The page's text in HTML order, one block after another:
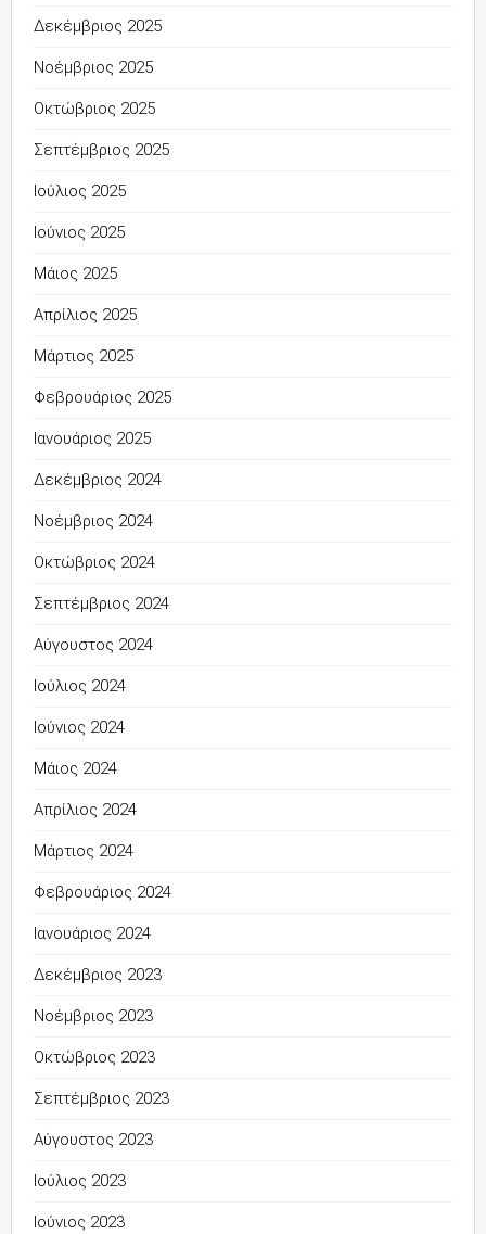
Δεκέμβριος 2025
Νοέμβριος 2025
Οκτώβριος 2025
Σεπτέμβριος 2025
Ιούλιος 2025
Ιούνιος 2025
Μάιος 2025
Απρίλιος 2025
Μάρτιος 2025
Φεβρουάριος 2025
Ιανουάριος 2025
Δεκέμβριος 2024
Νοέμβριος 2024
Οκτώβριος 2024
Σεπτέμβριος 2024
Αύγουστος 2024
Ιούλιος 2024
Ιούνιος 2024
Μάιος 2024
Απρίλιος 2024
Μάρτιος 2024
Φεβρουάριος 2024
Ιανουάριος 2024
Δεκέμβριος 2023
Νοέμβριος 2023
Οκτώβριος 2023
Σεπτέμβριος 2023
Αύγουστος 2023
Ιούλιος 2023
Ιούνιος 2023